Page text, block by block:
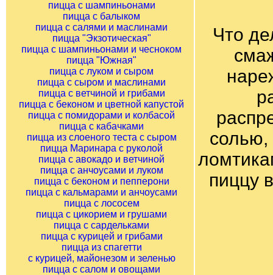
пицца с шампиньонами
пицца с балыком
пицца с салями и маслинами
пицца "Экзотическая"
пицца с шампиньонами и чесноком
пицца "Южная"
пицца с луком и сыром
пицца с сыром и маслинами
пицца с ветчиной и грибами
пицца с беконом и цветной капустой
пицца с помидорами и колбасой
пицца с кабачками
пицца из слоеного теста с сыром
пицца Маринара с руколой
пицца с авокадо и ветчиной
пицца с анчоусами и луком
пицца с беконом и пепперони
пицца с кальмарами и анчоусами
пицца с лососем
пицца с цикорием и грушами
пицца с сардельками
пицца с курицей и грибами
пицца из спагетти
с курицей, майонезом и зеленью
пицца с салом и овощами
Что
пиццу